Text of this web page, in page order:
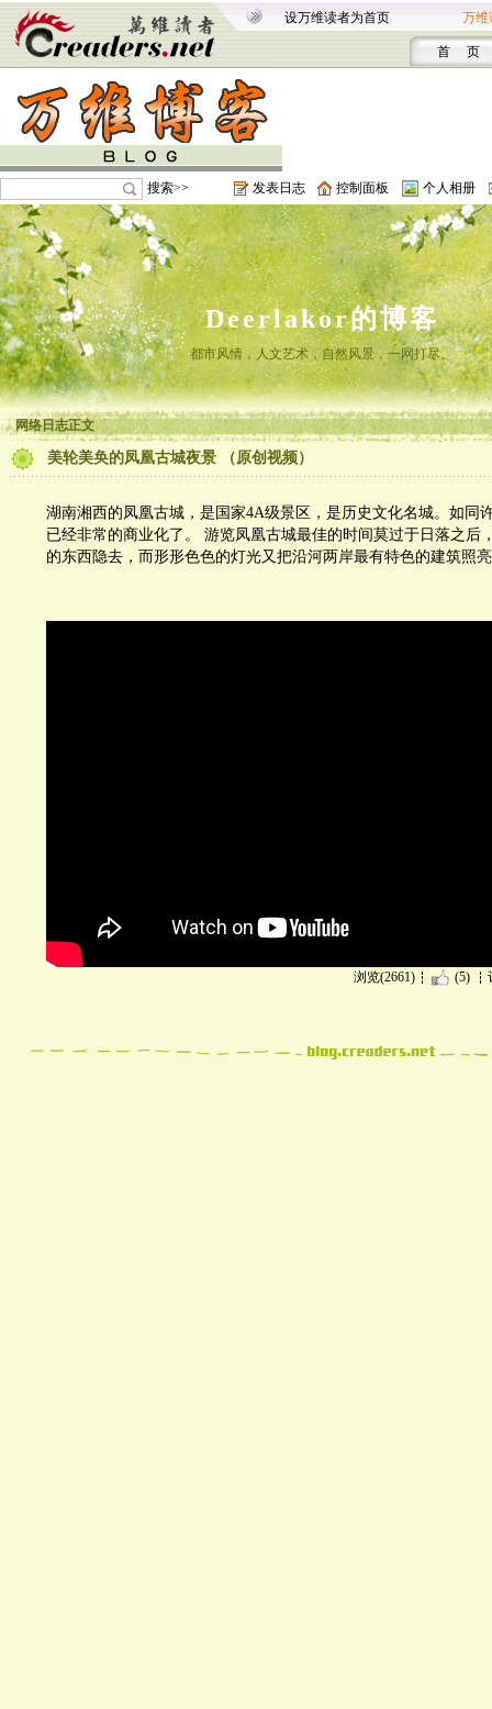
设万维读者为首页 万维
首 页
搜索>> 发表日志 控制面板 个人相册
Deerlakor的博客
都市风情，人文艺术，自然风景，一网打尽。
网络日志正文
美轮美奂的凤凰古城夜景 （原创视频）
湖南湘西的凤凰古城，是国家4A级景区，是历史文化名城。如同
已经非常的商业化了。 游览凤凰古城最佳的时间莫过于日落之后
的东西隐去，而形形色色的灯光又把沿河两岸最有特色的建筑照
浏览(2661) (5)